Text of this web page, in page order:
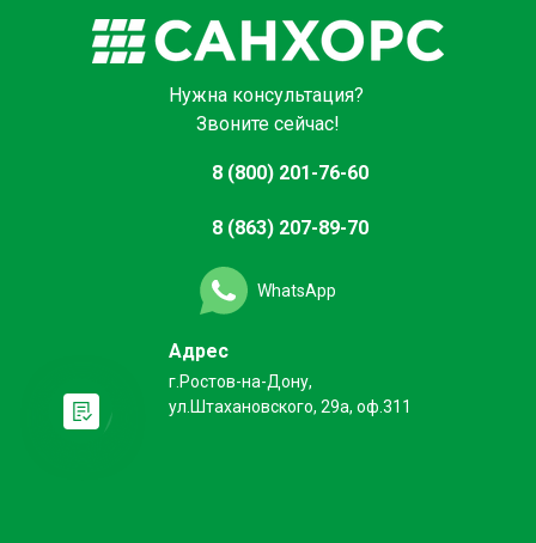
Нужна консультация?
Звоните сейчас!
8 (800) 201-76-60
8 (863) 207-89-70
WhatsApp
Адрес
г.Ростов-на-Дону,
ул.Штахановского, 29а, оф.311